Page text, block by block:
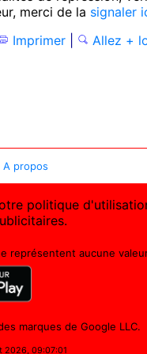
merci de la signaler
Imprimer Allez +
A propos
politique
représentent aucune
marques de Google LLC.
2026, 09:07:01